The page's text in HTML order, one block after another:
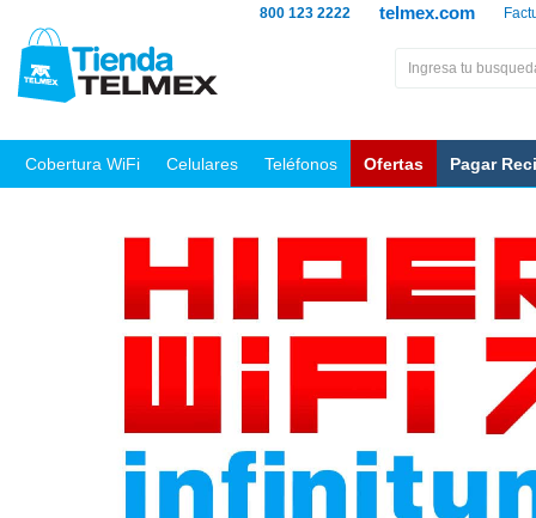
telmex.com
800 123 2222
Cobertura WiFi Celulares Teléfonos Ofertas Pagar